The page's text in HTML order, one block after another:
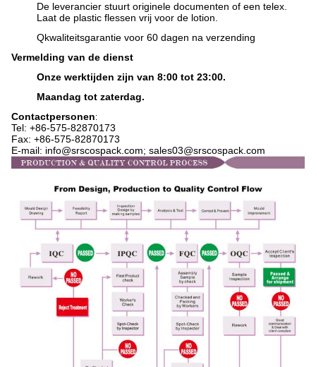
De leverancier stuurt originele documenten of een telex.
Laat de plastic flessen vrij voor de lotion.
Qkwaliteitsgarantie voor 60 dagen na verzending
Vermelding van de dienst
Onze werktijden zijn van 8:00 tot 23:00.
Maandag tot zaterdag.
Contactpersonen:
Tel: +86-575-82870173
Fax: +86-575-82870173
E-mail: info@srscospack.com; sales03@srscospack.com